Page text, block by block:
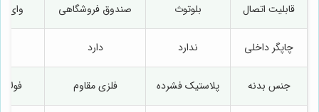
قابلیت اتصال بلوتوث صندوق فروشگاهی
چاپگر داخلی ندارد دارد
جنس بدنه پلاستیک فشرده فلزی مقاوم